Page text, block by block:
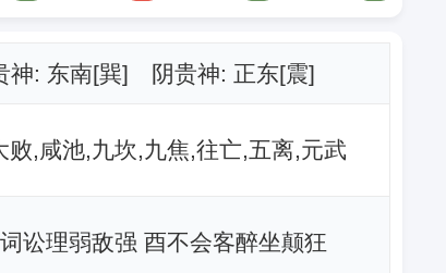
神: 东南[巽] 阴贵神: 正东[震]
败,咸池,九坎,九焦,往亡,五离,元武
讼理弱敌强 酉不会客醉坐颠狂